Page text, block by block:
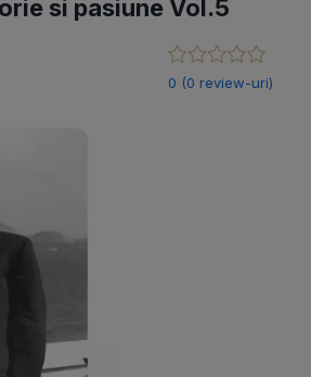
si pasiune Vol.5
0 (0 review-uri)